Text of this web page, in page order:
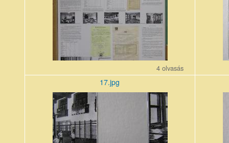
4 olvasás
17.jpg
17_9.jpg